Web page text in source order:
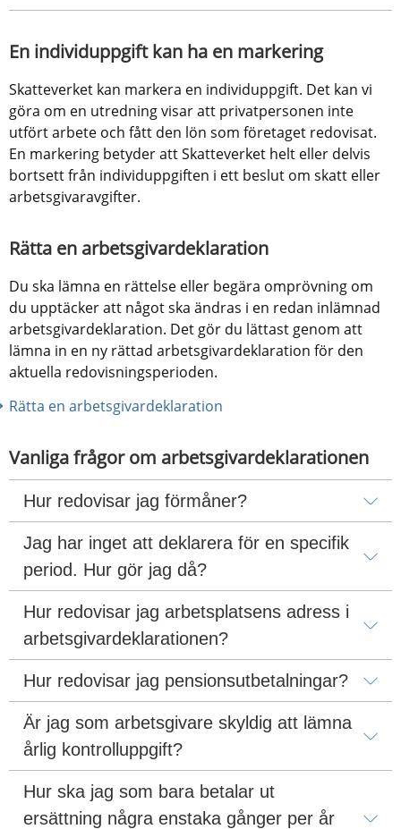
En individuppgift kan ha en markering
Skatteverket kan markera en individuppgift. Det kan vi
göra om en utredning visar att privatpersonen inte
utfört arbete och fått den lön som företaget redovisat.
En markering betyder att Skatteverket helt eller delvis
bortsett från individuppgiften i ett beslut om skatt eller
arbetsgivaravgifter.
Rätta en arbetsgivardeklaration
Du ska lämna en rättelse eller begära omprövning om
du upptäcker att något ska ändras i en redan inlämnad
arbetsgivardeklaration. Det gör du lättast genom att
lämna in en ny rättad arbetsgivardeklaration för den
aktuella redovisningsperioden.
Rätta en arbetsgivardeklaration
Vanliga frågor om arbetsgivardeklarationen
Hur redovisar jag förmåner?
Jag har inget att deklarera för en specifik
period. Hur gör jag då?
Hur redovisar jag arbetsplatsens adress i
arbetsgivardeklarationen?
Hur redovisar jag pensionsutbetalningar?
Är jag som arbetsgivare skyldig att lämna
årlig kontrolluppgift?
Hur ska jag som bara betalar ut
ersättning några enstaka gånger per år